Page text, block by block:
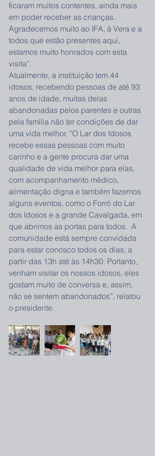
ficaram muitos contentes, ainda mais
em poder receber as crianças.
Agradecemos muito ao IFA, à Vera e a
todos que estão presentes aqui,
estamos muito honrados com esta
visita”.
Atualmente, a instituição tem 44
idosos, recebendo pessoas de até 93
anos de idade, muitas delas
abandonadas pelos parentes e outras
pela família não ter condições de dar
uma vida melhor. “O Lar dos Idosos
recebe essas pessoas com muito
carinho e a gente procura dar uma
qualidade de vida melhor para elas,
com acompanhamento médico,
alimentação digna e também fazemos
alguns eventos, como o Forró do Lar
dos Idosos e a grande Cavalgada, em
que abrimos as portas para todos.  A
comunidade está sempre convidada
para estar conosco todos os dias, a
partir das 13h até às 14h30. Portanto,
venham visitar os nossos idosos, eles
gostam muito de conversa e, assim,
não se sentem abandonados”, relatou
o presidente.